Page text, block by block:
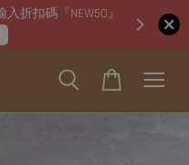
折扣碼『NEW50』
即日